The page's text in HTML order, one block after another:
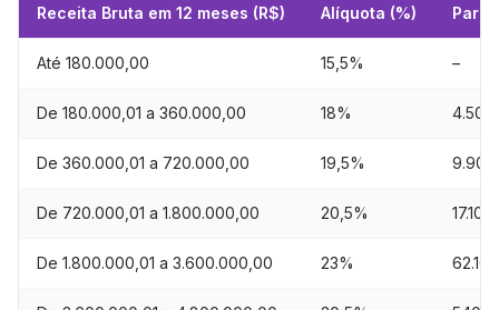
Receita Bruta em 12 meses (R$) Alíquota (%)
Até 180.000,00 15,5% –
De 180.000,01 a 360.000,00 18%
De 360.000,01 a 720.000,00 19,5%
De 720.000,01 a 1.800.000,00 20,5%
De 1.800.000,01 a 3.600.000,00 23%